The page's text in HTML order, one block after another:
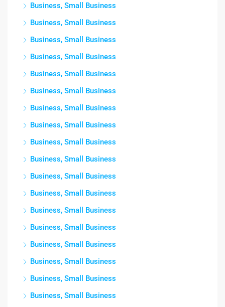
Business, Small Business
Business, Small Business
Business, Small Business
Business, Small Business
Business, Small Business
Business, Small Business
Business, Small Business
Business, Small Business
Business, Small Business
Business, Small Business
Business, Small Business
Business, Small Business
Business, Small Business
Business, Small Business
Business, Small Business
Business, Small Business
Business, Small Business
Business, Small Business